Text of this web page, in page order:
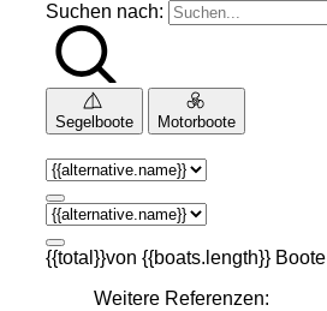
Suchen nach:
Segelboote Motorboote
{{total}}von {{boats.length}} Boote
Weitere Referenzen: